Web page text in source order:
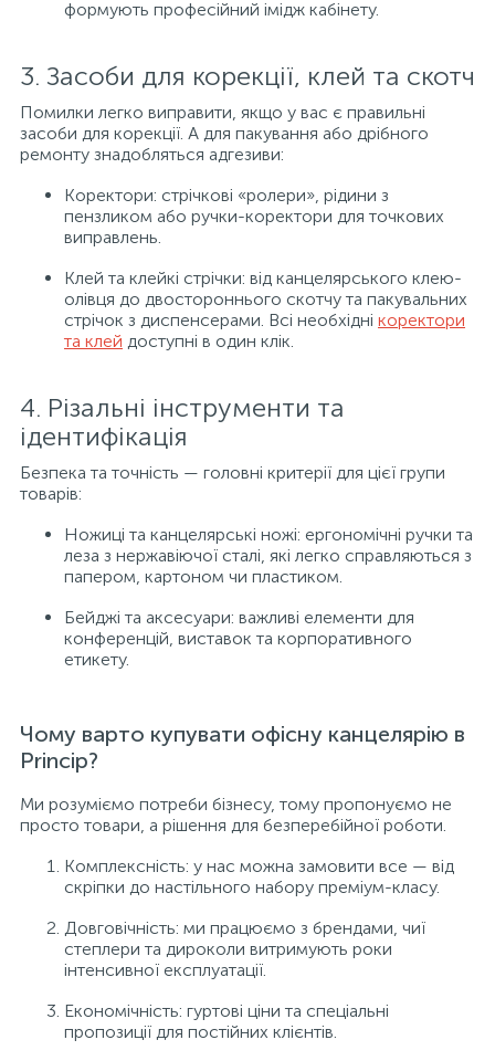
формують професійний імідж кабінету.
3. Засоби для корекції, клей та скотч
Помилки легко виправити, якщо у вас є правильні
засоби для корекції. А для пакування або дрібного
ремонту знадобляться адгезиви:
Коректори: стрічкові «ролери», рідини з
пензликом або ручки-коректори для точкових
виправлень.
Клей та клейкі стрічки: від канцелярського клею-
олівця до двостороннього скотчу та пакувальних
стрічок з диспенсерами. Всі необхідні коректори
та клей доступні в один клік.
4. Різальні інструменти та
ідентифікація
Безпека та точність — головні критерії для цієї групи
товарів:
Ножиці та канцелярські ножі: ергономічні ручки та
леза з нержавіючої сталі, які легко справляються з
папером, картоном чи пластиком.
Бейджі та аксесуари: важливі елементи для
конференцій, виставок та корпоративного
етикету.
Чому варто купувати офісну канцелярію в
Princip?
Ми розуміємо потреби бізнесу, тому пропонуємо не
просто товари, а рішення для безперебійної роботи.
Комплексність: у нас можна замовити все — від
скріпки до настільного набору преміум-класу.
Довговічність: ми працюємо з брендами, чиї
степлери та дироколи витримують роки
інтенсивної експлуатації.
Економічність: гуртові ціни та спеціальні
пропозиції для постійних клієнтів.